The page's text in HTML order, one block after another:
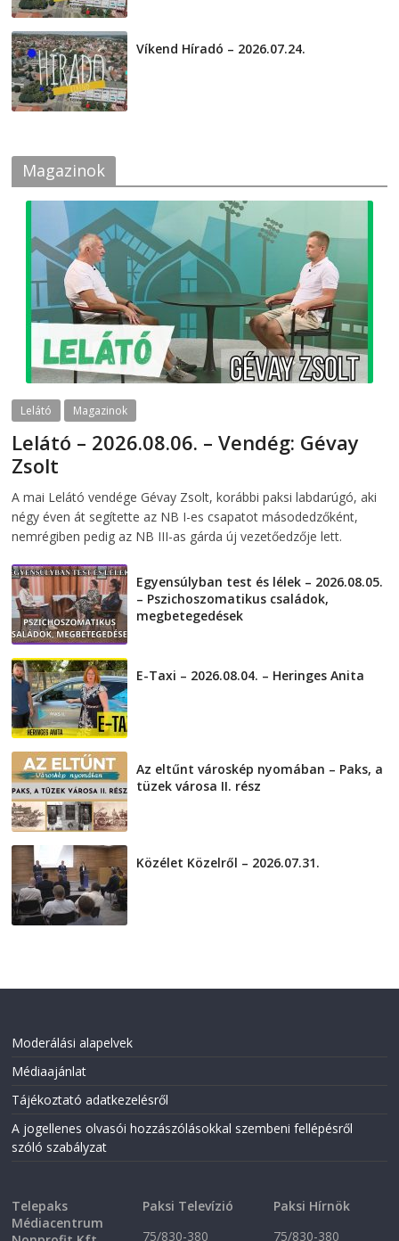
Víkend Híradó – 2026.07.24.
Magazinok
Lelátó Magazinok
Lelátó – 2026.08.06. – Vendég: Gévay
Zsolt
A mai Lelátó vendége Gévay Zsolt, korábbi paksi labdarúgó, aki
négy éven át segítette az NB I-es csapatot másodedzőként,
nemrégiben pedig az NB III-as gárda új vezetőedzője lett.
Egyensúlyban test és lélek – 2026.08.05.
– Pszichoszomatikus családok,
megbetegedések
E-Taxi – 2026.08.04. – Heringes Anita
Az eltűnt városkép nyomában – Paks, a
tüzek városa II. rész
Közélet Közelről – 2026.07.31.
Moderálási alapelvek
Médiaajánlat
Tájékoztató adatkezelésről
A jogellenes olvasói hozzászólásokkal szembeni fellépésről
szóló szabályzat
Telepaks
Médiacentrum
Paksi Televízió
75/830-380
Paksi Hírnök
75/830-380